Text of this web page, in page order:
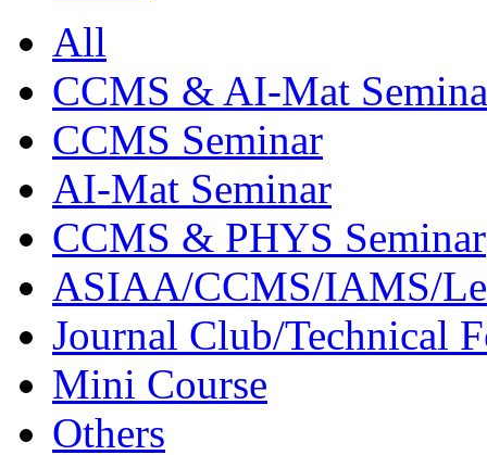
All
CCMS & AI-Mat
CCMS Seminar
AI-Mat Seminar
CCMS & PHYS Seminar
ASIAA/CCMS/IAMS/
Journal Club/Technical
Mini Course
Others